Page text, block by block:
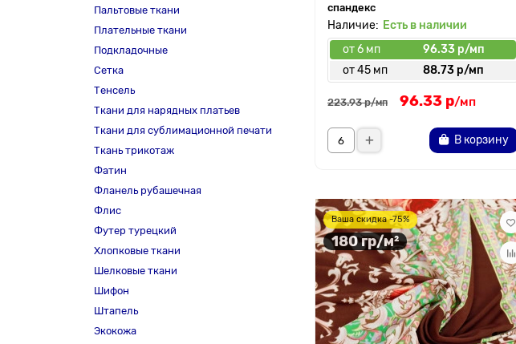
Пальтовые ткани
Плательные ткани
Подкладочные
Сетка
Тенсель
Ткани для нарядных платьев
Ткани для сублимационной печати
Ткань трикотаж
Фатин
Фланель рубашечная
Флис
Футер турецкий
Хлопковые ткани
Шелковые ткани
Шифон
Штапель
Экокожа
спандекс
Есть в наличии
от 6 мп
96.33 р/мп
от 45 мп
88.73 р/мп
223.93 р/мп 96.33 р/мп
В корзину
Ваша скидка -75%
180 гр/м²